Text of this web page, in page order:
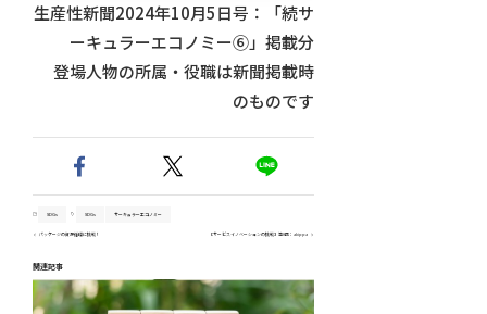
生産性新聞2024年10月5日号：「続サ
ーキュラーエコノミー⑥」掲載分
登場人物の所属・役職は新聞掲載時
のものです
SDGs SDGs サーキュラーエコノミー
パッケージの資源循環に挑戦！ 【サービスイノベーションの挑戦】第8回：akippa
関連記事